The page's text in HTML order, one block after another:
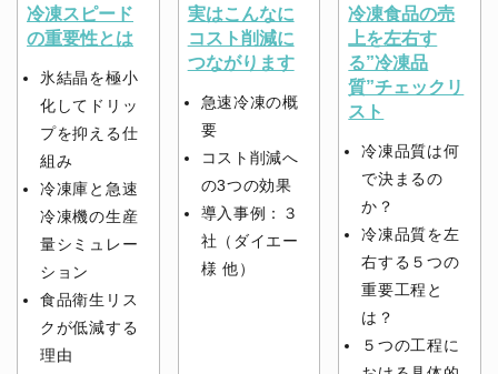
冷凍スピード
の重要性とは
氷結晶を極小
化してドリッ
プを抑える仕
組み
冷凍庫と急速
冷凍機の生産
量シミュレー
ション
食品衛生リス
クが低減する
理由
実はこんなに
コスト削減に
つながります
急速冷凍の概
要
コスト削減へ
の3つの効果
導入事例：３
社（ダイエー
様 他）
冷凍食品の売
上を左右す
る”冷凍品
質”チェックリ
スト
冷凍品質は何
で決まるの
か？
冷凍品質を左
右する５つの
重要工程と
は？
５つの工程に